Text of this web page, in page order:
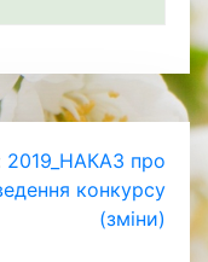
2019_НАКАЗ про
конкурсу
(зміни)